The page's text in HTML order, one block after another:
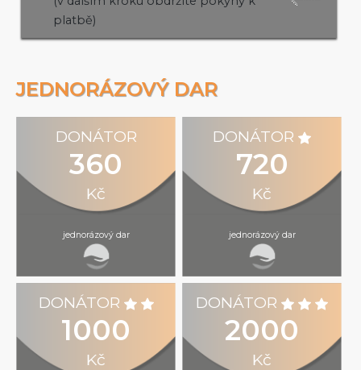
platbě)
JEDNORÁZOVÝ DAR
DONÁTOR
360
Kč
jednorázový dar
DONÁTOR
720
Kč
jednorázový dar
DONÁTOR
1000
Kč
DONÁTOR
2000
Kč